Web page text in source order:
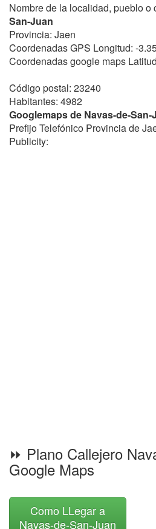
Nombre de la localidad, pueblo o
San-Juan
Provincia: Jaen
Coordenadas GPS Longitud: -
Coordenadas google maps
Código postal: 23240
Habitantes: 4982
Googlemaps de Navas-de-San-
Prefijo Telefónico Provincia de
Publicity:
⏩ Plano Callejero
Google Maps
Como LLegar a
Navas-de-San-Juan